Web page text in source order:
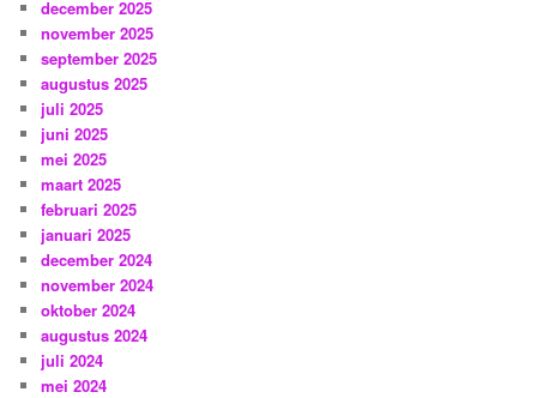
december 2025
november 2025
september 2025
augustus 2025
juli 2025
juni 2025
mei 2025
maart 2025
februari 2025
januari 2025
december 2024
november 2024
oktober 2024
augustus 2024
juli 2024
mei 2024